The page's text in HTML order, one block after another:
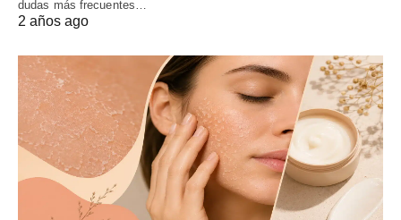
dudas más frecuentes…
2 años ago